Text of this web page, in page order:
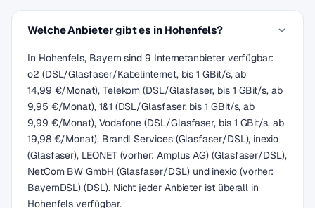
Welche Anbieter gibt es in Hohenfels?
In Hohenfels, Bayern sind 9 Internetanbieter verfügbar:
o2 (DSL/Glasfaser/Kabelinternet, bis 1 GBit/s, ab
14,99 €/Monat), Telekom (DSL/Glasfaser, bis 1 GBit/s, ab
9,95 €/Monat), 1&1 (DSL/Glasfaser, bis 1 GBit/s, ab
9,99 €/Monat), Vodafone (DSL/Glasfaser, bis 1 GBit/s, ab
19,98 €/Monat), Brandl Services (Glasfaser/DSL), inexio
(Glasfaser), LEONET (vorher: Amplus AG) (Glasfaser/DSL),
NetCom BW GmbH (Glasfaser/DSL) und inexio (vorher:
BayernDSL) (DSL). Nicht jeder Anbieter ist überall in
Hohenfels verfügbar.